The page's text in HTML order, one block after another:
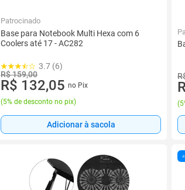
Patrocinado
Base para Notebook Multi Hexa com 6
Coolers até 17 - AC282
3.7 (6)
R$ 159,00
R$ 132,05 no Pix
(5% de desconto no pix)
Adicionar à sacola
(